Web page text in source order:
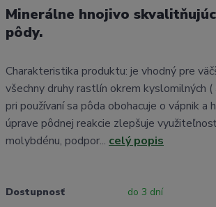
Minerálne hnojivo
pôdy.
Charakteristika produktu: je vhodný pre
všechny druhy rastlín okrem kyslomilných
pri používaní sa pôda obohacuje o vápnik a
úprave pôdnej reakcie zlepšuje
molybdénu, podpor... celý popis
Dostupnosť do 3 dní